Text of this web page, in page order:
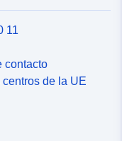
11
contacto
centros de la UE